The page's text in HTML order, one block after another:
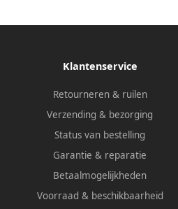
Klantenservice
Retourneren & ruilen
Verzending & bezorging
Status van bestelling
Garantie & reparatie
Betaalmogelijkheden
Voorraad & beschikbaarheid